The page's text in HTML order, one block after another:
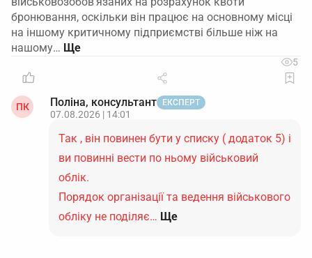
бронювання, оскільки він працює на основному місці
на іншому критичному підприємстві більше ніж на
нашому…
5
ПК Поліна, консультант ЕКСПЕРТ
07.08.2026 | 14:01
Так , він повинен бути у списку ( додаток 5) і
ви повинні вести по ньому військовий
облік.
Порядок організації та ведення військового
обліку не поділяє… Ще